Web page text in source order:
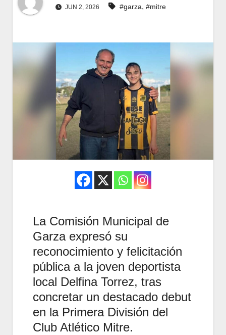
JUN 2, 2026 #garza, #mitre
La Comisión Municipal de
Garza expresó su
reconocimiento y felicitación
pública a la joven deportista
local Delfina Torrez, tras
concretar un destacado debut
en la Primera División del
Club Atlético Mitre.